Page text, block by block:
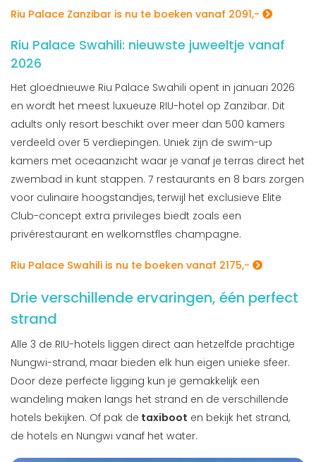
Riu Palace Zanzibar is nu te boeken vanaf 2091,-
Riu Palace Swahili: nieuwste juweeltje vanaf
2026
Het gloednieuwe Riu Palace Swahili opent in januari 2026
en wordt het meest luxueuze RIU-hotel op Zanzibar. Dit
adults only resort beschikt over meer dan 500 kamers
verdeeld over 5 verdiepingen. Uniek zijn de swim-up
kamers met oceaanzicht waar je vanaf je terras direct het
zwembad in kunt stappen. 7 restaurants en 8 bars zorgen
voor culinaire hoogstandjes, terwijl het exclusieve Elite
Club-concept extra privileges biedt zoals een
privérestaurant en welkomstfles champagne.
Riu Palace Swahili is nu te boeken vanaf 2175,-
Drie verschillende ervaringen, één perfect
strand
Alle 3 de RIU-hotels liggen direct aan hetzelfde prachtige
Nungwi-strand, maar bieden elk hun eigen unieke sfeer.
Door deze perfecte ligging kun je gemakkelijk een
wandeling maken langs het strand en de verschillende
hotels bekijken. Of pak de taxiboot en bekijk het strand,
de hotels en Nungwi vanaf het water.